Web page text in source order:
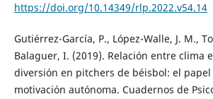
https://doi.org/10.14349/rlp.2022.v54.14
Gutiérrez-García, P., López-Walle, J. M.,
Balaguer, I. (2019). Relación entre clima
diversión en pitchers de béisbol: el
motivación autónoma. Cuadernos de